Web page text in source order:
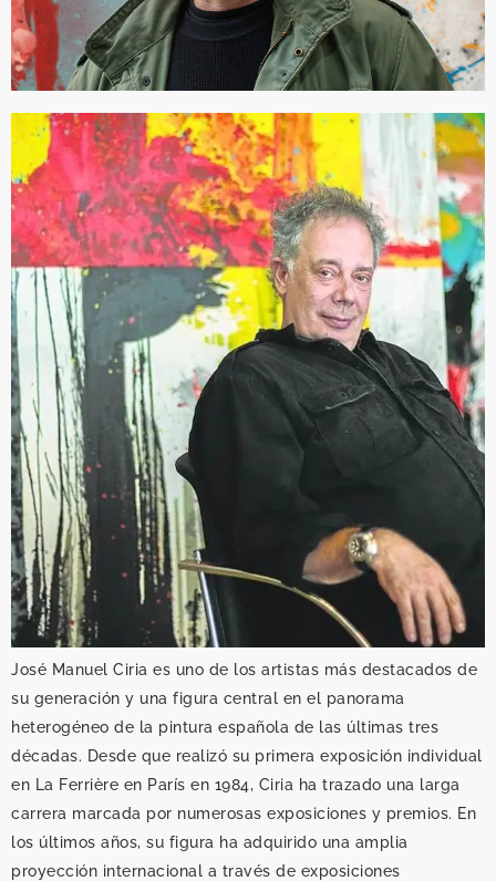
José Manuel Ciria es uno de los artistas más destacados de
su generación y una figura central en el panorama
heterogéneo de la pintura española de las últimas tres
décadas. Desde que realizó su primera exposición individual
en La Ferrière en París en 1984, Ciria ha trazado una larga
carrera marcada por numerosas exposiciones y premios. En
los últimos años, su figura ha adquirido una amplia
proyección internacional a través de exposiciones
individuales en el Museo de Arte Contemporáneo Herzliya